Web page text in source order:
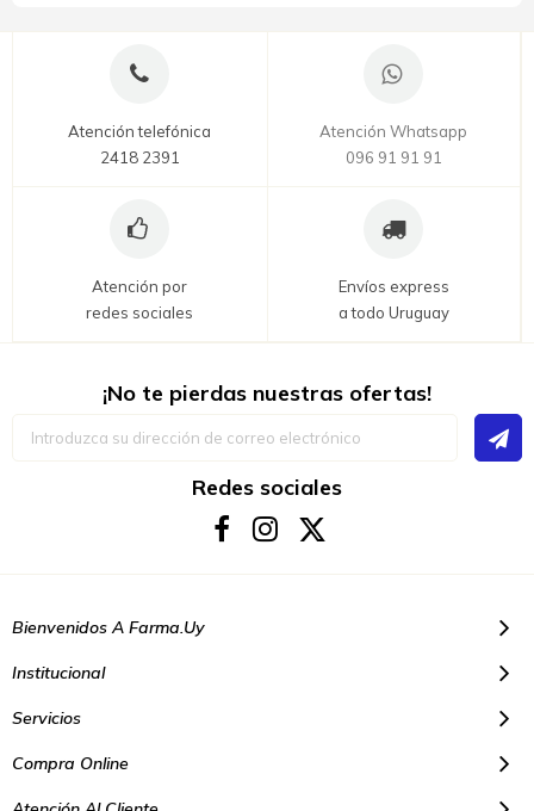
Atención telefónica
2418 2391
Atención Whatsapp
096 91 91 91
Atención por
redes sociales
Envíos express
a todo Uruguay
¡No te pierdas nuestras ofertas!
Redes sociales
Bienvenidos A Farma.uy
Institucional
Servicios
Compra Online